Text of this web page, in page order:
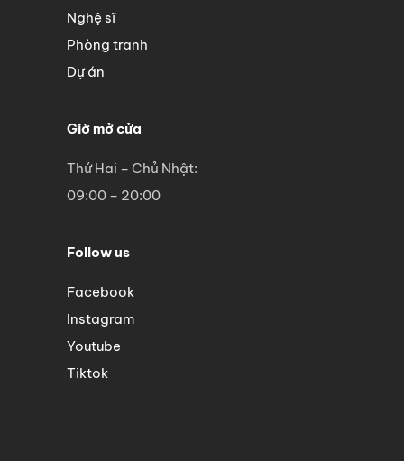
Nghệ sĩ
Phòng tranh
Dự án
Giờ mở cửa
Thứ Hai – Chủ Nhật:
09:00 – 20:00
Follow us
Facebook
Instagram
Youtube
Tiktok